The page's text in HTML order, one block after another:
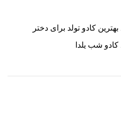
کادو تولد برای دختر
شب یلدا